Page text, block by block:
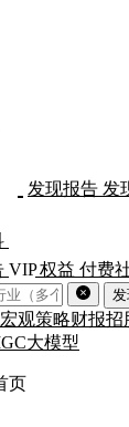
发现报告 发
VIP权益 付费
宏观策略财报招
大模型
页